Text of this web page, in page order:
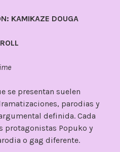
KAMIKAZE DOUGA
se presentan suelen
parodias y
definida. Cada
protagonistas Popuko y
o gag diferente.